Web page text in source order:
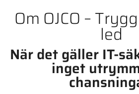
Om OJCO –
led
När det gäller IT-
inget